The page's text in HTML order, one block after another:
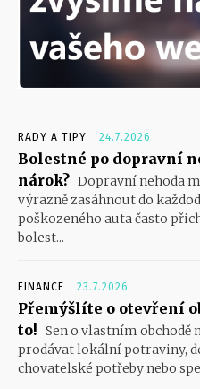
RADY A TIPY 24.7.2026
Bolestné po dopravní
nárok? Dopravní nehoda
výrazně zasáhnout do
poškozeného auta často
bolest...
FINANCE 23.7.2026
Přemýšlíte o otevření
to! Sen o vlastním obchodě
prodávat lokální potraviny,
chovatelské potřeby nebo